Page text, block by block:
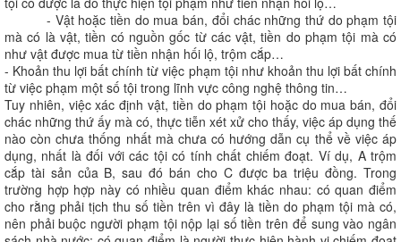
- Vật hoặc tiền do mua bán, đổi chác những thứ do phạm tội
mà có là vật, tiền có nguồn gốc từ các vật, tiền do phạm tội mà có
như vật được mua từ tiền nhận hối lộ, trộm cắp…
- Khoản thu lợi bất chính từ việc phạm tội như khoản thu lợi bất chính
từ việc phạm một số tội trong lĩnh vực công nghệ thông tin…
Tuy nhiên, việc xác định vật, tiền do phạm tội hoặc do mua bán, đổi
chác những thứ ấy mà có, thực tiễn xét xử cho thấy, việc áp dụng thế
nào còn chưa thống nhất mà chưa có hướng dẫn cụ thể về việc áp
dụng, nhất là đối với các tội có tính chất chiếm đoạt. Ví dụ, A trộm
cắp tài sản của B, sau đó bán cho C được ba triệu đồng. Trong
trường hợp hợp này có nhiều quan điểm khác nhau: có quan điểm
cho rằng phải tịch thu số tiền trên vì đây là tiền do phạm tội mà có,
nên phải buộc người phạm tội nộp lại số tiền trên để sung vào ngân